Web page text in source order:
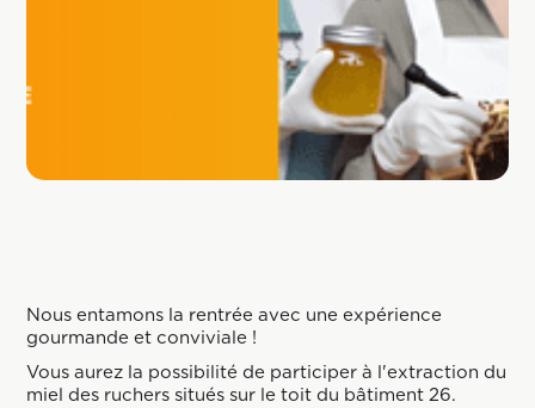
Nous entamons la rentrée avec une expérience
gourmande et conviviale !
Vous aurez la possibilité de participer à l'extraction du
miel des ruchers situés sur le toit du bâtiment 26.